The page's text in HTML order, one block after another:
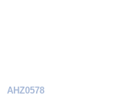
AHZ0578